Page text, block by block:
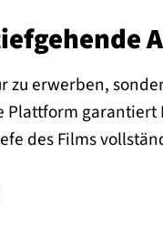
erwerben,
Plattform
des Films